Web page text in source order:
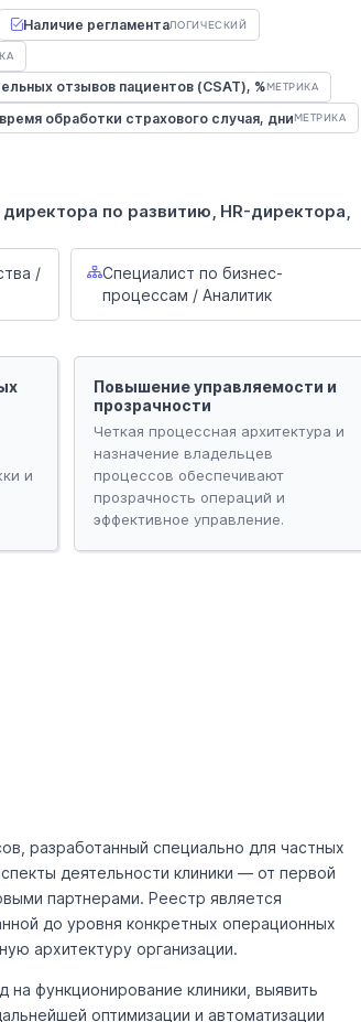
Наличие регламентаЛОГИЧЕСКИЙ
отзывов пациентов (CSAT), %МЕТРИКА
обработки страхового случая, дниМЕТРИКА
по развитию, HR-директора,
/
Специалист по бизнес-
процессам / Аналитик
и
Повышение управляемости и
прозрачности
Четкая процессная архитектура и
назначение владельцев
процессов обеспечивают
прозрачность операций и
эффективное управление.
разработанный специально для частных
деятельности клиники — от первой
партнерами. Реестр является
до уровня конкретных операционных
архитектуру организации.
функционирование клиники, выявить
оптимизации и автоматизации